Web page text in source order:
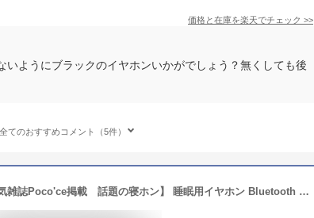
価格と在庫を楽天でチェック >>
いようにブラックのイヤホンいかがでしょう？無くしても後
全てのおすすめコメント（5件）
寝ホン いたくない ワイヤレス 【人気雑誌Poco'ce掲載 話題の寝ホン】 睡眠用イヤホン Bluetooth 5.3 寝ながら 痛くない 完全ワイヤレスイヤホン ミニサイズ 超小型 カナル型 高遮音性 おすすめ 左右分離型 片耳/両耳 通話 Type‐C iOS Android 送料無料 /slear001